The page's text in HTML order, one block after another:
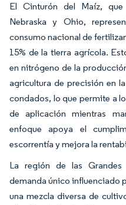
El Cinturón del Maíz,
Nebraska y Ohio,
consumo nacional de
15% de la tierra agrícola.
en nitrógeno de la
agricultura de precisión en
condados, lo que permite a
de aplicación mientras
enfoque apoya el
escorrentía y mejora la
La región de las
demanda único influenciado
una mezcla diversa de